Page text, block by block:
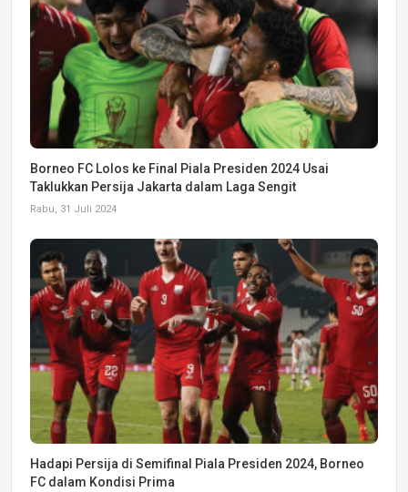
Borneo FC Lolos ke Final Piala Presiden 2024 Usai
Taklukkan Persija Jakarta dalam Laga Sengit
Rabu, 31 Juli 2024
Hadapi Persija di Semifinal Piala Presiden 2024, Borneo
FC dalam Kondisi Prima